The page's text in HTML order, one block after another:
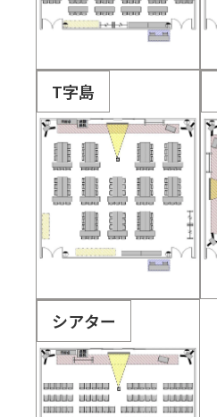
T字島
シアター